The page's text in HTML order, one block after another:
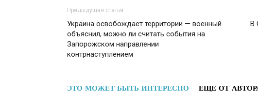
Предыдущая статья
Украина освобождает территории — военный
объяснил, можно ли считать события на
Запорожском направлении
контрнаступлением
В
ЭТО МОЖЕТ БЫТЬ ИНТЕРЕСНО ЕЩЕ ОТ